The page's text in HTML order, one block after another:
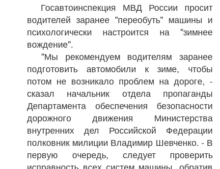
Госавтоинспекция МВД России просит
водителей заранее "переобуть" машины и
психологически настроится на "зимнее
вождение".
"Мы рекомендуем водителям заранее
подготовить автомобили к зиме, чтобы
потом не возникало проблем на дороге, -
сказал начальник отдела пропаганды
Департамента обеспечения безопасности
дорожного движения Министерства
внутренних дел Российской Федерации
полковник милиции Владимир Шевченко. - В
первую очередь, следует проверить